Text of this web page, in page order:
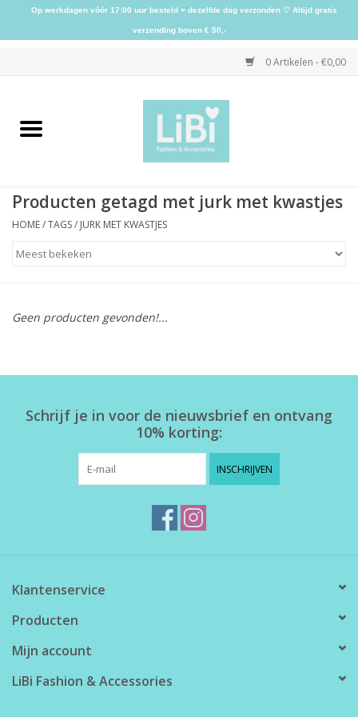
0 Artikelen - €0,00
Home
Schoenen
Herensokken
Producten getagd met jurk met kwastjes
HOME/TAGS/ JURK MET KWASTJES
Geen producten gevonden!...
Schrijf je in voor de nieuwsbrief en ontvang
10% korting:
INSCHRIJVEN
Klantenservice
Producten
Mijn account
LiBi Fashion & Accessories
Op werkdagen vóór 17:00 uur besteld = dezelfde dag verzonden ♡ Altijd gratis
verzending boven € 50,-